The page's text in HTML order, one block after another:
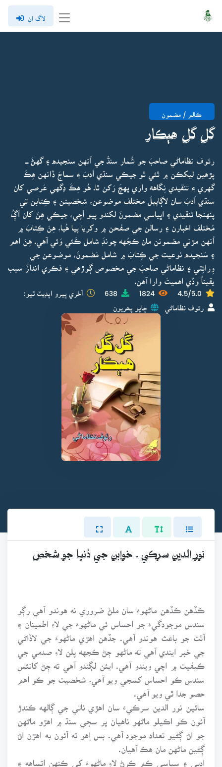
لاگ ان
ڪالم / مضمون
گل گل هٻڪار
رئوف نظاماڻي صاحبَ جو شُمار سنڌُ جي اُنهن سنجيده ۽ گهڻَ ـــ
پڙهين ليکڪن ۾ ٿئي ٿو جيڪي سنڌي اَدبَ ۽ سماجَ ڏانهن هِڪَ
گهري ۽ تنقيدي نِگاههَ واري پهچَ رَکن ٿا. هُو هِڪَ ڊگهي عَرصي کان
سنڌي اَدبَ سان لاڳاپيلَ مختلف موضوعن، شخصيتن ۽ ڪِتابن تي
پنهنجا تنقيدي ۽ اڀياسي مضمونَ لکندو پيو اَچي، جيڪي هِنَ کان اَڳُ
مُختلف اخبارن ۽ رسالن جي صفحن ۾ وکريا پيا هُيا، هِنَ ڪِتابَ ۾
اُنهن مڙني مضمونن مان ڪجُهه چونڊَ شامل ڪَئي وَئي آهي. هِنَ اهم
۽ سَنجيده نوعيت جي ڪِتابَ ۾ شامل مَضمونَ، موضوعن جي
وِرائِٽي ۽ نظاماڻي صاحبَ جي مخصوص ڳوڙهي ۽ فڪري اندازَ سبب
يقيناً وڏي اهميتَ وارا آهن.
4.5/5.0
1824
638 آخري ڀيرو اپڊيٽ ٿيو:
رئوف نظاماڻي ڇاپو پھريون
نور الدين سرڪي ـ خوابن جي دُنيا جو شخص
ڪڏهن ڪڏهن ماڻهوءَ سان ملڻ ضروري نه هوندو آهي رڳو
سندس موجودگيءَ جو احساس ئي ماڻهوءَ جي لاءِ اطمينان ۽
آٿت جو باعث هوندو آهي. جڏهن اهڙي ماڻهوءَ جي لاڏاڻي
جي خبر ايندي آهي ته ماڻهو ڄڻ ڪجهه پلن لاءِ صدمي جي
ڪيفيت ۾ اچي ويندو آهي. ايئن لڳندو آهي ته ڄڻ کانئس
سندس ڪو احساس کسجي ويو آهي، شخصيت جو ڪو اهم
حصو جدا ٿي ويو آهي.
سائين نور الدين سرڪيءَ سان اهڙي ناتي جي ڳالهه ڪندڙ
آئون ڪو اڪيلو ماڻهو ناهيان پر سڄي سنڌ ۾ اهڙو ماڻهن
جو اڻ ڳڻيو تعداد موجود آهي. بس اِهو ته آئون به اهڙن اڻ
ڳڻين ماڻهن مان هڪ آهيان.
ادبي ۽ سياسي ڪم ڪرڻ لاءِ ماڻهوءَ کي ڪنهن اتساهه ۽